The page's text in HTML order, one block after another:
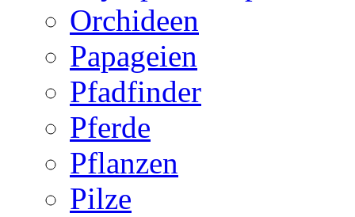
Orchideen
Papageien
Pfadfinder
Pferde
Pflanzen
Pilze